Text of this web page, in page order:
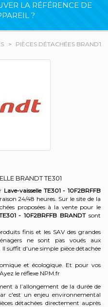
LA RÉFÉRENCE DE
?
PIÈCES DÉTACHÉES BRANDT
BRANDTTE301
Lave-vaisselle TE301 - 10F2BRFFB
24/48 heures. Sur le site de la
proposées à la vente pour le
- 10F2BRFFB BRANDTsont
finis et les SAV des grandes
ne sont pas voués aux
suffit d'une simple pièce détachée
et écologique. Et pour vos
le réflexe NPM.fr
à l’allongement de la durée de
c'est un enjeu environnemental
détachées directement auprès